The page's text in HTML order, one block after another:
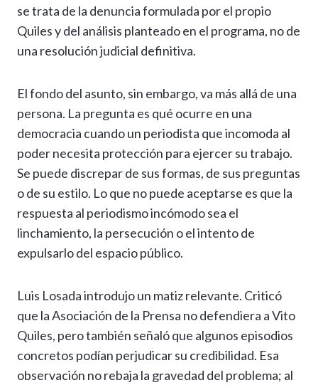
se trata de la denuncia formulada por el propio
Quiles y del análisis planteado en el programa, no de
una resolución judicial definitiva.
El fondo del asunto, sin embargo, va más allá de una
persona. La pregunta es qué ocurre en una
democracia cuando un periodista que incomoda al
poder necesita protección para ejercer su trabajo.
Se puede discrepar de sus formas, de sus preguntas
o de su estilo. Lo que no puede aceptarse es que la
respuesta al periodismo incómodo sea el
linchamiento, la persecución o el intento de
expulsarlo del espacio público.
Luis Losada introdujo un matiz relevante. Criticó
que la Asociación de la Prensa no defendiera a Vito
Quiles, pero también señaló que algunos episodios
concretos podían perjudicar su credibilidad. Esa
observación no rebaja la gravedad del problema; al